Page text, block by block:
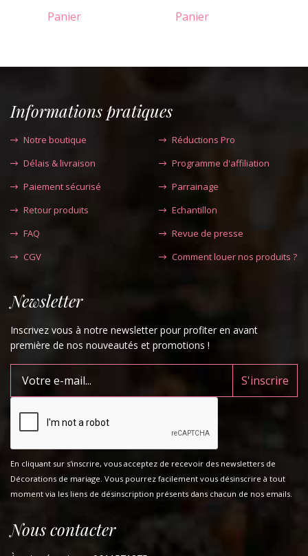
Panier
Panier
Informations pratiques
Notre boutique
Délais & livraison
Paiement sécurisé
Retour produits
FAQ
CGV
Réductions Pro
Programme d'affiliation
Parrainage
Echantillon
Revue de presse
Comment louer nos produits ?
Newsletter
Inscrivez vous à notre newsletter pour profiter en avant
première de nos nouveautés et promotions !
En cliquant sur s'inscrire, vous acceptez de recevoir des newsletters de
Décorations de mariage. Vous pourrez facilement vous désinscrire à tout
moment via les liens de désinscription présents dans chacun de nos emails.
Nous contacter